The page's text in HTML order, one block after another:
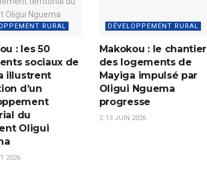
RURAL
: les 50
sociaux de
illustrent
d’un
du
Oligui
2026
DÉVELOPPEMENT RURAL
Makokou : le chantier
des logements de
Mayiga impulsé par
Oligui Nguema
progresse
13 JUIN 2026